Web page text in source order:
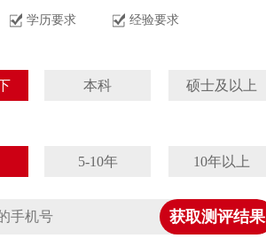
学历要求 经验要求
本科 硕士及以上
5-10年 10年以上
获取测评结果
今已完成了